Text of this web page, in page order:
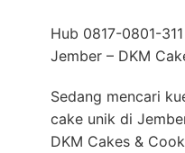
Hub 0817-0801-
Jember – DKM
Sedang mencari
cake unik di
DKM Cakes &